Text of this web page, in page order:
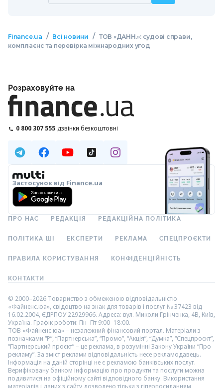
Finance.ua / Всі новини / ТОВ «ДАНН.»: судові справи,
комплаєнс та перевірка міжнародних угод
Розраховуйте на
0 800 307 555 дзвінки безкоштовні
Застосунок від Finance.ua
ПРО НАС РЕДАКЦІЯ РЕДАКЦІЙНА ПОЛІТИКА
ПОЛІТИКА ШІ ЕКСПЕРТИ РЕКЛАМА СПЕЦПРОЄКТИ
ПРАВИЛА КОРИСТУВАННЯ КОНФІДЕНЦІЙНІСТЬ
КОНТАКТИ
© 2000–2026 Товариство з обмеженою відповідальністю
«Файненс.юа», свідоцтво на знак для товарів і послуг № 37423 від
16.02.2004, ЄДРПОУ 22929966. Адреса: вул. Миколи Грінченка, 4В, Київ,
Україна. Графік роботи: Пн–Пт 9:00–18:00.
ТОВ «Файненс.юа» – незалежний фінансовий портал. Матеріали з
позначками “Р”, “Партнерська”, “Промо”, “Акція”, “Думка”, “Спецпроєкт”,
“Партнерський проєкт” – це реклама, в розумінні Закону України “Про
рекламу”. За зміст реклами відповідальність несе рекламодавець.
Інформація на даній сторінці не є рекламою банківських послуг.
Верифіковану банком інформацію про продукти та послуги можна
подивитися на офіційному сайті відповідного банку. Використання
матеріалів і даних з сайту дозволено тільки з гіперпосиланням